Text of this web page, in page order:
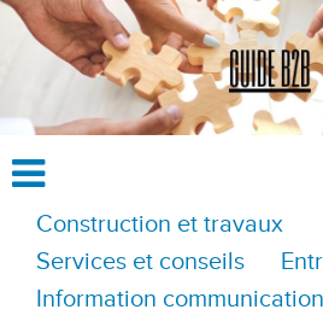
Construction et travaux
Services et conseils
Information communication